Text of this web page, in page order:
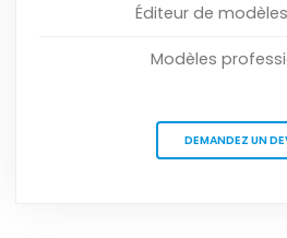
Éditeur de
Modèles
DEMANDEZ UN